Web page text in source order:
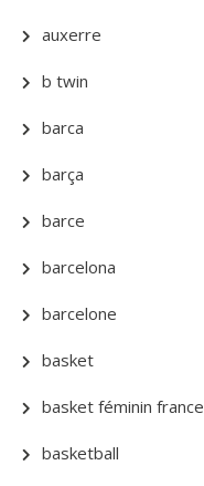
auxerre
b twin
barca
barça
barce
barcelona
barcelone
basket
basket féminin france
basketball